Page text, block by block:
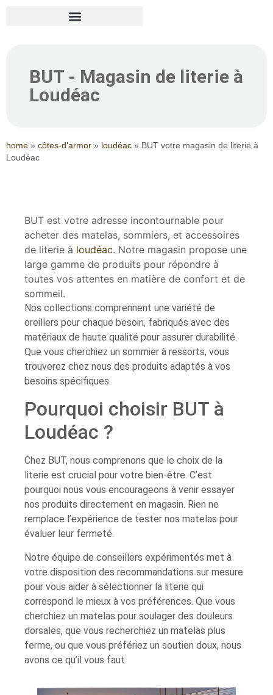
BUT - Magasin de literie à
Loudéac
home » côtes-d'armor » loudéac » BUT votre magasin de literie à
Loudéac
BUT est votre adresse incontournable pour
acheter des matelas, sommiers, et accessoires
de literie à loudéac. Notre magasin propose une
large gamme de produits pour répondre à
toutes vos attentes en matière de confort et de
sommeil.
Nos collections comprennent une variété de
oreillers pour chaque besoin, fabriqués avec des
matériaux de haute qualité pour assurer durabilité.
Que vous cherchiez un sommier à ressorts, vous
trouverez chez nous des produits adaptés à vos
besoins spécifiques.
Pourquoi choisir BUT à
Loudéac ?
Chez BUT, nous comprenons que le choix de la
literie est crucial pour votre bien-être. C’est
pourquoi nous vous encourageons à venir essayer
nos produits directement en magasin. Rien ne
remplace l’expérience de tester nos matelas pour
évaluer leur fermeté.
Notre équipe de conseillers expérimentés met à
votre disposition des recommandations sur mesure
pour vous aider à sélectionner la literie qui
correspond le mieux à vos préférences. Que vous
cherchiez un matelas pour soulager des douleurs
dorsales, que vous recherchiez un matelas plus
ferme, ou que vous préfériez un soutien doux, nous
avons ce qu’il vous faut.